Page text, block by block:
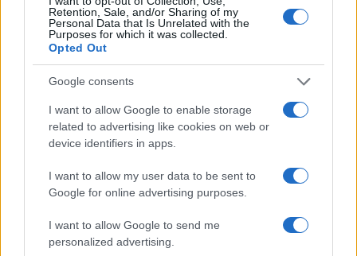
Retention, Sale, and/or Sharing of my
Personal Data that Is Unrelated with the
Purposes for which it was collected.
Opted Out
Google consents
I want to allow Google to enable storage
related to advertising like cookies on web or
device identifiers in apps.
I want to allow my user data to be sent to
Google for online advertising purposes.
I want to allow Google to send me
personalized advertising.
2000 /2000
Υποβολή σχολίου
Πολιτική Απορρήτου&Όροι Χρήσης
Διεθνή
ΕΠΙΤΟΚΙΑ
ΤΡΑΠΕΖΑ ΤΗΣ ΙΑΠΩΝΙΑΣ
Ακολουθήστε το Νewsit.gr στοGoogle News
ενημερωθείτε πρώτοι για όλη την ειδησεογραφία και τα
τελευταία νέατης ημέρας